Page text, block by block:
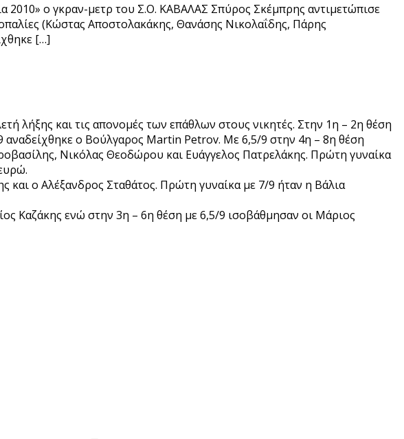
2010» ο γκραν-μετρ του Σ.Ο. ΚΑΒΑΛΑΣ Σπύρος Σκέμπρης αντιμετώπισε
(Κώστας Αποστολακάκης, Θανάσης Νικολαΐδης, Πάρης
[…]
λήξης και τις απονομές των επάθλων στους νικητές. Στην 1η – 2η θέση
ο Βούλγαρος Martin Petrov. Με 6,5/9 στην 4η – 8η θέση
Νικόλας Θεοδώρου και Ευάγγελος Πατρελάκης. Πρώτη γυναίκα
ο Αλέξανδρος Σταθάτος. Πρώτη γυναίκα με 7/9 ήταν η Βάλια
Καζάκης ενώ στην 3η – 6η θέση με 6,5/9 ισοβάθμησαν οι Μάριος